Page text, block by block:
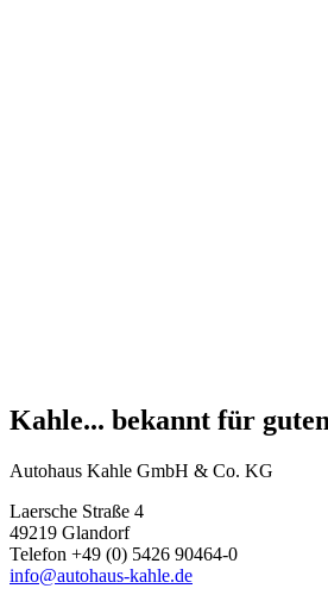
Kahle... bekannt für
Autohaus Kahle GmbH & Co. KG
Laersche Straße 4
49219 Glandorf
Telefon +49 (0) 5426 90464-0
info@autohaus-kahle.de